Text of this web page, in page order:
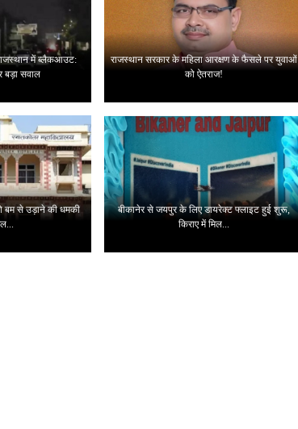
में ब्लैकआउट:
बड़ा सवाल
राजस्थान सरकार के महिला आरक्षण के फैसले पर युवाओं
को ऐतराज!
बम से उड़ाने की धमकी
बीकानेर से जयपुर के लिए डायरेक्ट फ्लाइट हुई शुरू,
किराए में मिल...